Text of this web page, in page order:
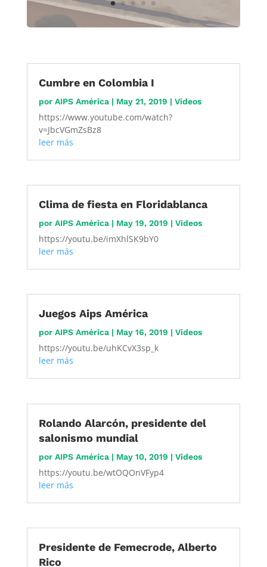
Cumbre en Colombia I
por AIPS América| May 21, 2019 | Videos
https://www.youtube.com/watch?
v=JbcVGmZsBz8
leer más
Clima de fiesta en Floridablanca
por AIPS América| May 19, 2019 | Videos
https://youtu.be/imXhlSK9bY0
leer más
Juegos Aips América
por AIPS América| May 16, 2019 | Videos
https://youtu.be/uhKCvX3sp_k
leer más
Rolando Alarcón, presidente del
salonismo mundial
por AIPS América| May 10, 2019 | Videos
https://youtu.be/wtOQOnVFyp4
leer más
Presidente de Femecrode, Alberto
Rico